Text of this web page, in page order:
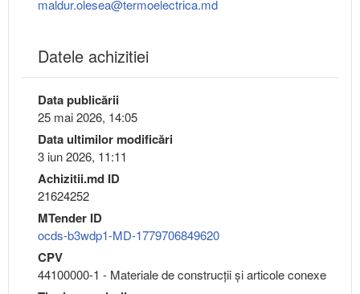
maldur.olesea@termoelectrica.md
Datele achizitiei
Data publicării
25 mai 2026, 14:05
Data ultimilor modificări
3 iun 2026, 11:11
Achizitii.md ID
21624252
MTender ID
ocds-b3wdp1-MD-1779706849620
CPV
44100000-1 - Materiale de construcţii şi articole conexe